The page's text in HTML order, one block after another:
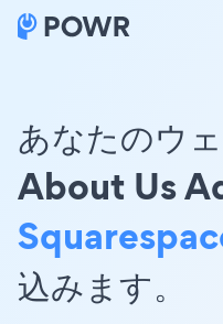
あなたのウ
About Us
込みます。